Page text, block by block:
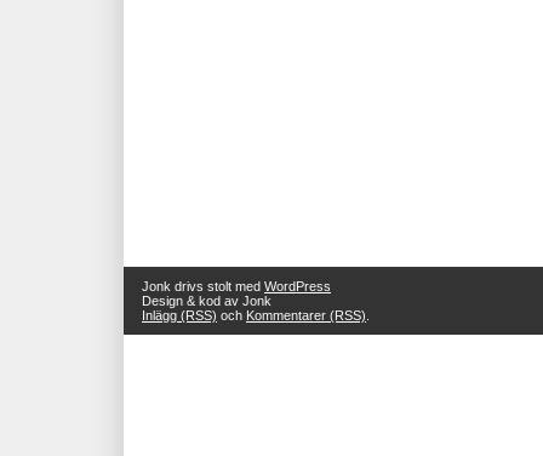
Jonk drivs stolt med WordPress
Design & kod av Jonk
Inlägg (RSS) och Kommentarer (RSS)